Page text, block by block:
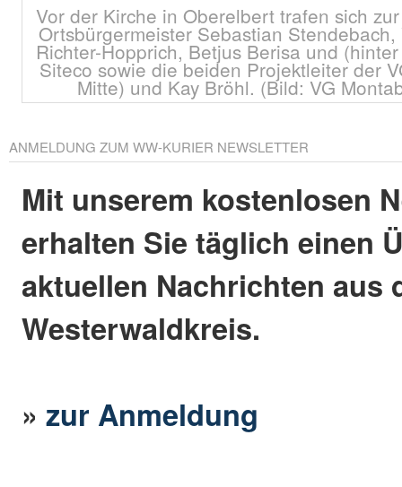
Vor der Kirche in Oberelbert trafen sich
Ortsbürgermeister Sebastian
Richter-Hopprich, Betjus Berisa und
Siteco sowie die beiden Projektleiter der
Mitte) und Kay Bröhl. (Bild: VG
ANMELDUNG ZUM WW-KURIER NEWSLETTER
Mit unserem kostenlosen
erhalten Sie täglich einen
aktuellen Nachrichten aus
Westerwaldkreis.
»zur Anmeldung